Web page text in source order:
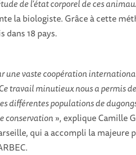
de l’état corporel de ces
la biologiste. Grâce à cette
dans 18 pays.
une vaste coopération
travail minutieux nous a permis
différentes populations de
conservation», explique Camille
qui a accompli la majeure